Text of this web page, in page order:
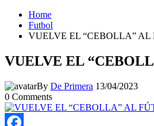
Home
Futbol
VUELVE EL “CEBOLLA” AL
VUELVE EL
By De Primera 13/04/2023
0 Comments